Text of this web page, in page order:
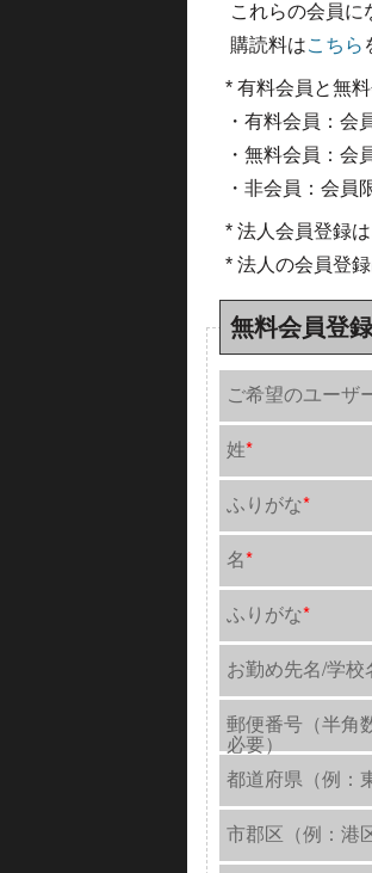
これらの会員に
購読料はこちら
* 有料会員と無
・有料会員：会
・無料会員：会
・非会員：会員
* 法人会員登録は
* 法人の会員登
無料会員登録
ご希望のユーザ
姓*
ふりがな*
名*
ふりがな*
お勤め先名/学校
郵便番号（半角
必要）
都道府県（例：
市郡区（例：港